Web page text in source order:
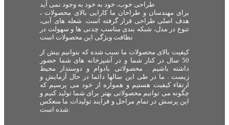
طراحی خوب، خود به خود به وجود نمی آید
برای مهندسان و طراحان ما کارایی بالای محصولات ،
هدف اصلی طراحی قرار گرفته است. شعله های آبی،
تنوع در مدل، شبکه بندی مناسب چدنی ها و سهولت در
نظافت ویژگی این محصولات است
کیفیت بالای محصولات ما سبب شده که بتوانیم بیش از
50 سال در کنار شما و در آشپزخانه های شما حضور
داشته باشیم . محصولاتی بادوام و دوستدار محیط
زیست . ما در طی این سالها دائما در حال آزمایش و
ارتقاء کیفیت هستیم و همواره از خود می پرسیم که
چگونه می توانیم محصولاتی بهتر برای شما تولید کنیم و
این پرسش در تمام مراحل و فرایند تولیدات ما منعکس
شده است.